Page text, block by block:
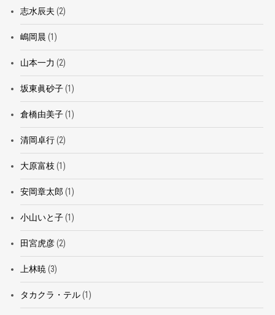
志水辰夫 (2)
嶋岡晨 (1)
山本一力 (2)
坂東眞砂子(1)
倉橋由美子(1)
清岡卓行(2)
大原富枝 (1)
安岡章太郎 (1)
小山いと子(1)
田宮虎彦(2)
上林暁 (3)
タカクラ・テル(1)